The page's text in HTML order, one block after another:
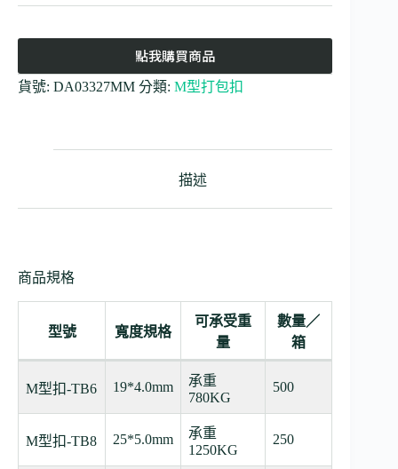
點我購買商品
貨號: DA03327MM 分類: M型打包扣
描述
商品規格
型號 寬度規格
可承受重
量
數量／
箱
M型扣-TB6 19*4.0mm
承重
780KG
500
M型扣-TB8 25*5.0mm
承重
1250KG
250